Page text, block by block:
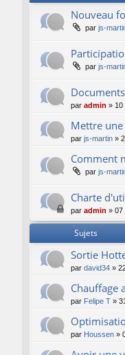
Nouveau
par js-
par js-
par admin » 10
Mettre
par js-martin »
Comment
par js-
Charte
par admin » 07
Sujets
Sortie
par david34 »
Chauffage
par Felipe T »
par Houssen »